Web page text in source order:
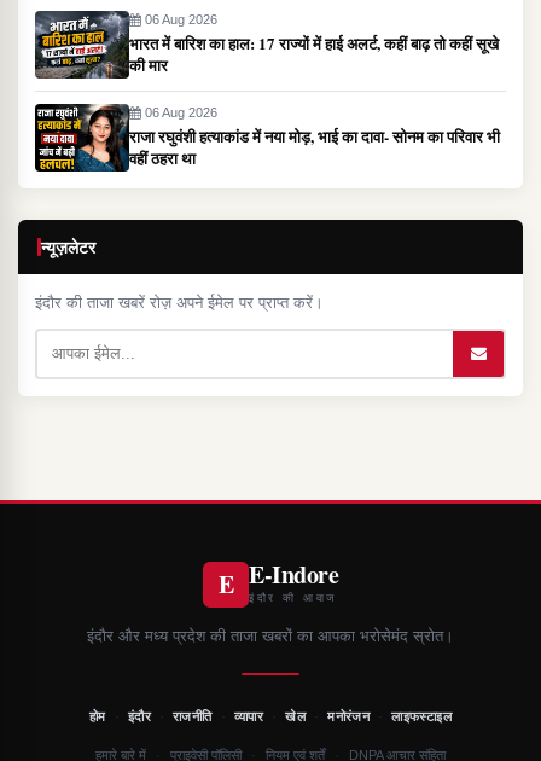
06 Aug 2026
भारत में बारिश का हाल: 17 राज्यों में हाई अलर्ट, कहीं बाढ़ तो कहीं सूखे
की मार
06 Aug 2026
राजा रघुवंशी हत्याकांड में नया मोड़, भाई का दावा- सोनम का परिवार भी
वहीं ठहरा था
न्यूज़लेटर
इंदौर की ताजा खबरें रोज़ अपने ईमेल पर प्राप्त करें।
E E-Indore
इंदौर की आवाज
इंदौर और मध्य प्रदेश की ताजा खबरों का आपका भरोसेमंद स्रोत।
होम इंदौर राजनीति व्यापार खेल मनोरंजन लाइफस्टाइल
हमारे बारे में प्राइवेसी पॉलिसी नियम एवं शर्तें DNPA आचार संहिता